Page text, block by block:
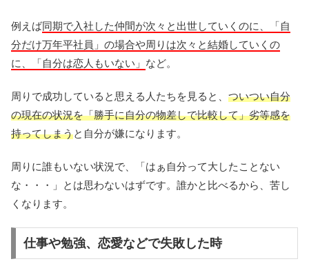
例えば同期で入社した仲間が次々と出世していくのに、「自
分だけ万年平社員」の場合や周りは次々と結婚していくの
に、「自分は恋人もいない」 など。
周りで成功していると思える人たちを見ると、 ついつい自分
の現在の状況を「勝手に自分の物差しで比較して」劣等感を
持ってしまうと自分が嫌になります。
周りに誰もいない状況で、「はぁ自分って大したことない
な・・・」とは思わないはずです。誰かと比べるから、苦し
くなります。
仕事や勉強、恋愛などで失敗した時